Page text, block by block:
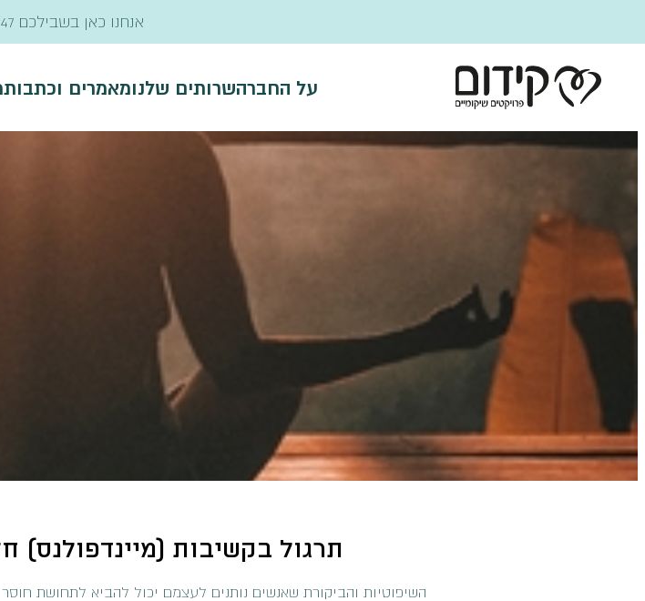
אנחנו כאן בשבילכם
על החברהשרותים שלנומאמרים וכתבות
תרגול בקשיבות
השיפוטיות והביקורת שאנשים נותנים לעצמם יכול להביא לתחושת